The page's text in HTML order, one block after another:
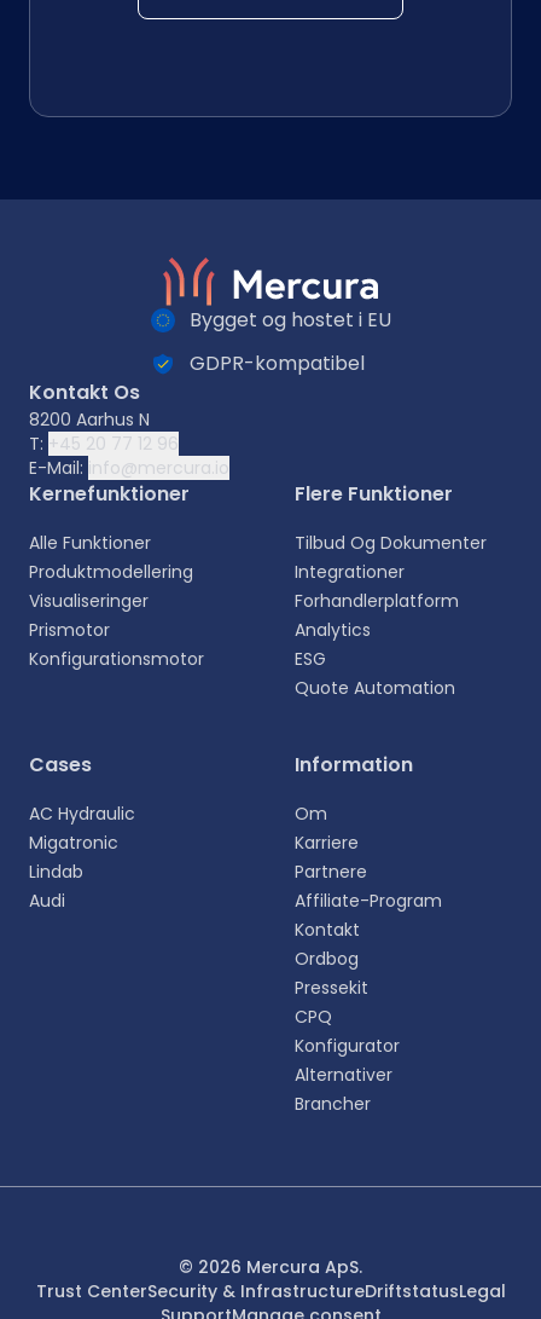
Vælg sprog
oplevelse.
Svenska
Bygget og hostet i EU
GDPR-kompatibel
Kontakt Os
8200 Aarhus N
T: +45 20 77 12 96
E-Mail: info@mercura.io
Kernefunktioner
Alle Funktioner
Produktmodellering
Visualiseringer
Prismotor
Konfigurationsmotor
Flere Funktioner
Tilbud Og Dokumenter
Integrationer
Forhandlerplatform
Analytics
ESG
Quote Automation
Cases
AC Hydraulic
Migatronic
Lindab
Audi
Information
Om
Karriere
Partnere
Affiliate-Program
Kontakt
Ordbog
Pressekit
CPQ
Konfigurator
Alternativer
Brancher
© 2026 Mercura ApS.
Trust CenterSecurity & InfrastructureDriftstatusLegal